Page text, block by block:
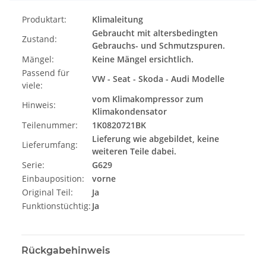
Produktart:
Klimaleitung
Zustand:
Gebraucht mit altersbedingten
Gebrauchs- und Schmutzspuren.
Mängel:
Keine Mängel ersichtlich.
Passend für
viele:
VW - Seat - Skoda - Audi Modelle
Hinweis:
vom Klimakompressor zum
Klimakondensator
Teilenummer:
1K0820721BK
Lieferumfang:
Lieferung wie abgebildet, keine
weiteren Teile dabei.
Serie:
G629
Einbauposition:
vorne
Original Teil:
Ja
Funktionstüchtig: Ja
Rückgabehinweis